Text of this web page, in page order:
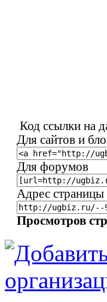
Код ссылки на
Для сайтов и
Для форумов
Адрес страницы
Просмотров